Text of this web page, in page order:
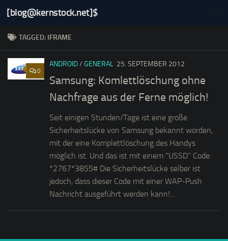
Skip to content
[blog@kernstock.net]$
TAGGED: IFRAME
0
ANDROID/ GENERAL 25. SEPTEMBER 2012
Samsung: Komlettlöschung ohne
Nachfrage aus der Ferne möglich!
Seit einigen Stunden/Tage ist eine große
Sicherheitslücke von Samsung bekannt worden,
mit der eine Komplettlöschung des Handys
möglich ist. Und das ist mit einem “USSD” Code:
*2767*3855# Die Sicherheitslücke selber ist
jedoch, dass dieser Code mit einer WAP-Push
Nachricht ausgeführt werden kann!...